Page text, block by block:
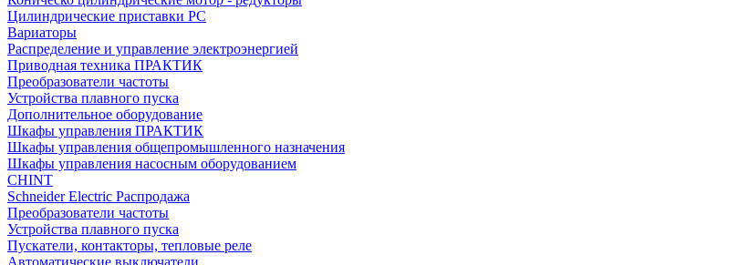
Цилиндрические приставки PC
Вариаторы
Распределение и управление электроэнергией
Приводная техника ПРАКТИК
Преобразователи частоты
Устройства плавного пуска
Дополнительное оборудование
Шкафы управления ПРАКТИК
Шкафы управления общепромышленного назначения
Шкафы управления насосным оборудованием
CHINT
Schneider Electric Распродажа
Преобразователи частоты
Устройства плавного пуска
Пускатели, контакторы, тепловые реле
Автоматические выключатели